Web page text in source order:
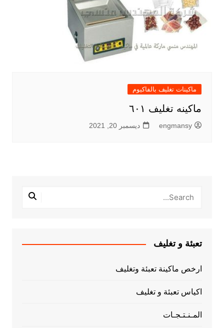
ماكينات تغليف بالفاكيوم
ماكينه تغليف ٦٠١
engmansy ديسمبر 20, 2021
تعبئة و تغليف
ارخص ماكينة تعبئة وتغليف
اكياس تعبئة و تغليف
المـنـتـجـات